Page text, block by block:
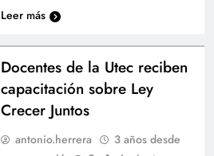
Leer más
Docentes de la Utec reciben
capacitación sobre Ley
Crecer Juntos
antonio.herrera
3 años desde